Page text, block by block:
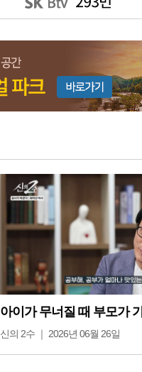
신의 2수 ｜ 2026년 06월 26일